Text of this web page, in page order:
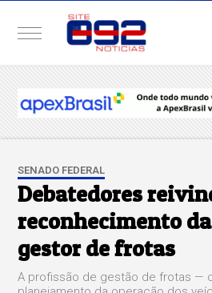
SENADO FEDERAL
Debatedores
reconhecimento
gestor de frotas
A profissão de gestão de frotas —